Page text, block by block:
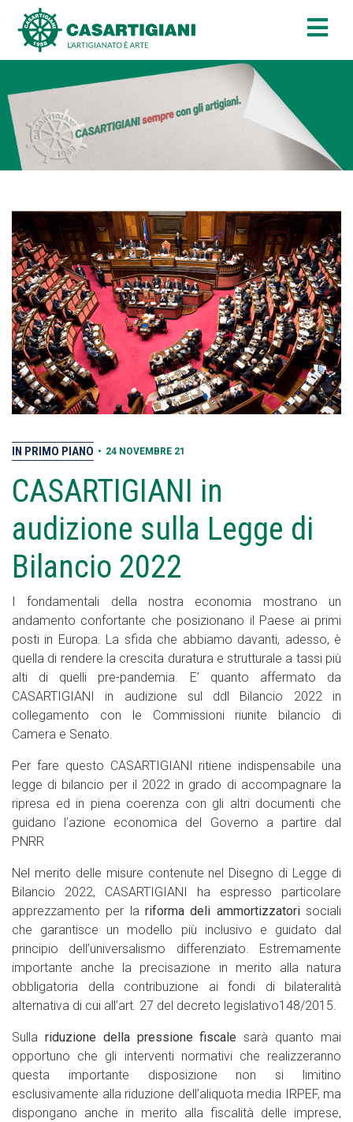
IN PRIMO PIANO • 24 NOVEMBRE 21
CASARTIGIANI in
audizione sulla Legge di
Bilancio 2022
I fondamentali della nostra economia mostrano un
andamento confortante che posizionano il Paese ai primi
posti in Europa. La sfida che abbiamo davanti, adesso, è
quella di rendere la crescita duratura e strutturale a tassi più
alti di quelli pre-pandemia. E’ quanto affermato da
CASARTIGIANI in audizione sul ddl Bilancio 2022 in
collegamento con le Commissioni riunite bilancio di
Camera e Senato.
Per fare questo CASARTIGIANI ritiene indispensabile una
legge di bilancio per il 2022 in grado di accompagnare la
ripresa ed in piena coerenza con gli altri documenti che
guidano l’azione economica del Governo a partire dal
PNRR
Nel merito delle misure contenute nel Disegno di Legge di
Bilancio 2022, CASARTIGIANI ha espresso particolare
apprezzamento per la riforma deli ammortizzatorisociali
che garantisce un modello più inclusivo e guidato dal
principio dell’universalismo differenziato. Estremamente
importante anche la precisazione in merito alla natura
obbligatoria della contribuzione ai fondi di bilateralità
alternativa di cui all’art. 27 del decreto legislativo148/2015.
Sulla riduzione della pressione fiscale sarà quanto mai
opportuno che gli interventi normativi che realizzeranno
questa importante disposizione non si limitino
esclusivamente alla riduzione dell’aliquota media IRPEF, ma
dispongano anche in merito alla fiscalità delle imprese,